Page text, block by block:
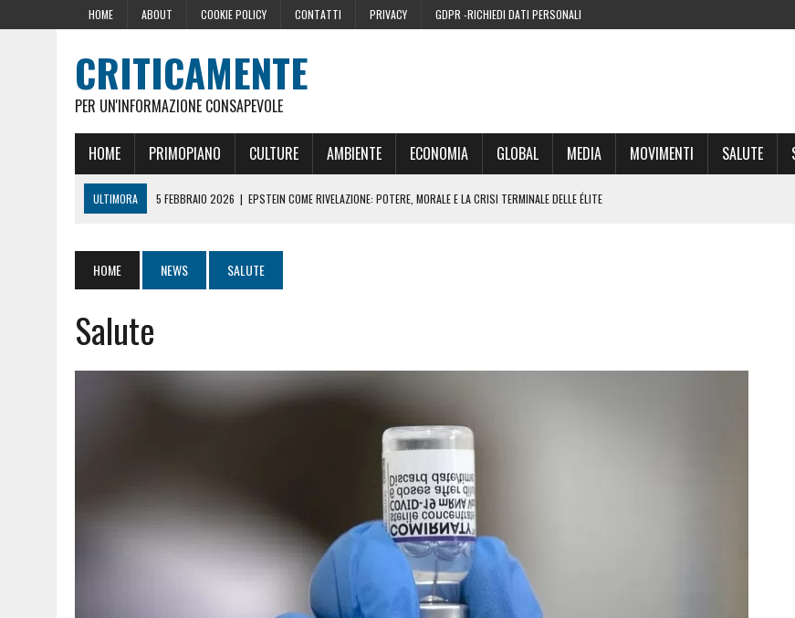
HOME ABOUT COOKIE POLICY CONTATTI PRIVACY GDPR -RICHIEDI DATI PERSONALI
CRITICAMENTE
PER UN'INFORMAZIONE CONSAPEVOLE
HOME PRIMOPIANO CULTURE AMBIENTE ECONOMIA GLOBAL MEDIA MOVIMENTI SALUTE
ULTIMORA 5 FEBBRAIO 2026 | EPSTEIN COME RIVELAZIONE: POTERE, MORALE E LA CRISI TERMINALE DELLE ÉLITE
29 AGOSTO 2024 | LE PRESSIONI DELLA CASA BIANCA PER LA CENSURA SUL WEB
22 GIUGNO 2026
HOME NEWS SALUTE
Salute